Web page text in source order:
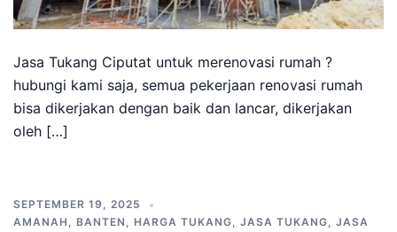
Jasa Tukang Ciputat untuk merenovasi rumah ?
hubungi kami saja, semua pekerjaan renovasi rumah
bisa dikerjakan dengan baik dan lancar, dikerjakan
oleh […]
SEPTEMBER 19, 2025
AMANAH , BANTEN , HARGA TUKANG, JASA TUKANG, JASA